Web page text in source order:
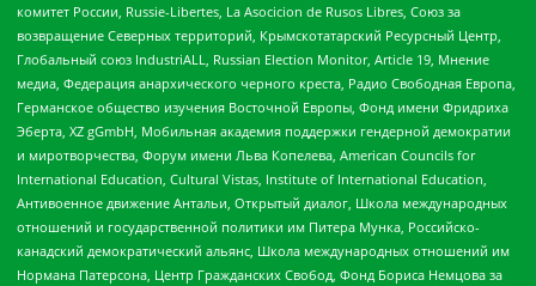
комитет России, Russie-Libertes, La Asocicion de Rusos Libres, Союз за
возвращение Северных территорий, Крымскотатарский Ресурсный Центр,
Глобальный союз IndustriALL, Russian Election Monitor, Article 19, Мнение
медиа, Федерация анархического черного креста, Радио Свободная Европа,
Германское общество изучения Восточной Европы, Фонд имени Фридриха
Эберта, XZ gGmbH, Мобильная академия поддержки гендерной демократии
и миротворчества, Форум имени Льва Копелева, American Councils for
International Education, Cultural Vistas, Institute of International Education,
Антивоенное движение Антальи, Открытый диалог, Школа международных
отношений и государственной политики им Питера Мунка, Российско-
канадский демократический альянс, Школа международных отношений им
Нормана Патерсона, Центр Гражданских Свобод, Фонд Бориса Немцова за